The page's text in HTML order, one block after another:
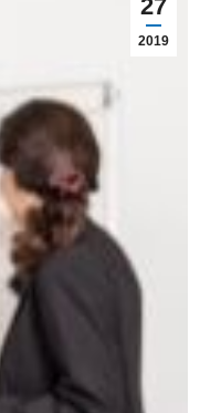
27
2019